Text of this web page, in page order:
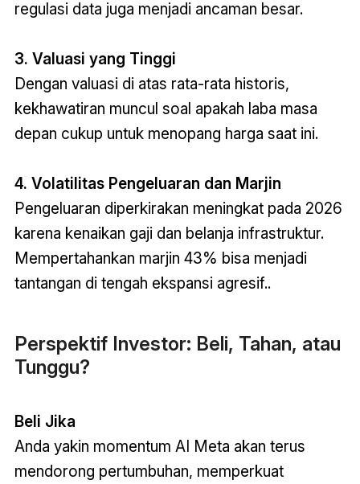
regulasi data juga menjadi ancaman besar.
3. Valuasi yang Tinggi
Dengan valuasi di atas rata-rata historis,
kekhawatiran muncul soal apakah laba masa
depan cukup untuk menopang harga saat ini.
4. Volatilitas Pengeluaran dan Marjin
Pengeluaran diperkirakan meningkat pada 2026
karena kenaikan gaji dan belanja infrastruktur.
Mempertahankan marjin 43% bisa menjadi
tantangan di tengah ekspansi agresif..
Perspektif Investor: Beli, Tahan, atau
Tunggu?
Beli Jika
Anda yakin momentum AI Meta akan terus
mendorong pertumbuhan, memperkuat